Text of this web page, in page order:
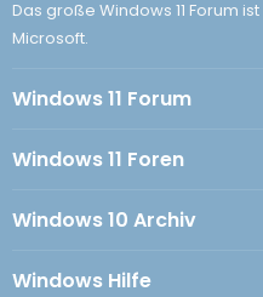
Das große Windows 11 Forum ist
Microsoft.
Windows 11 Forum
Windows 11 Foren
Windows 10 Archiv
Windows Hilfe